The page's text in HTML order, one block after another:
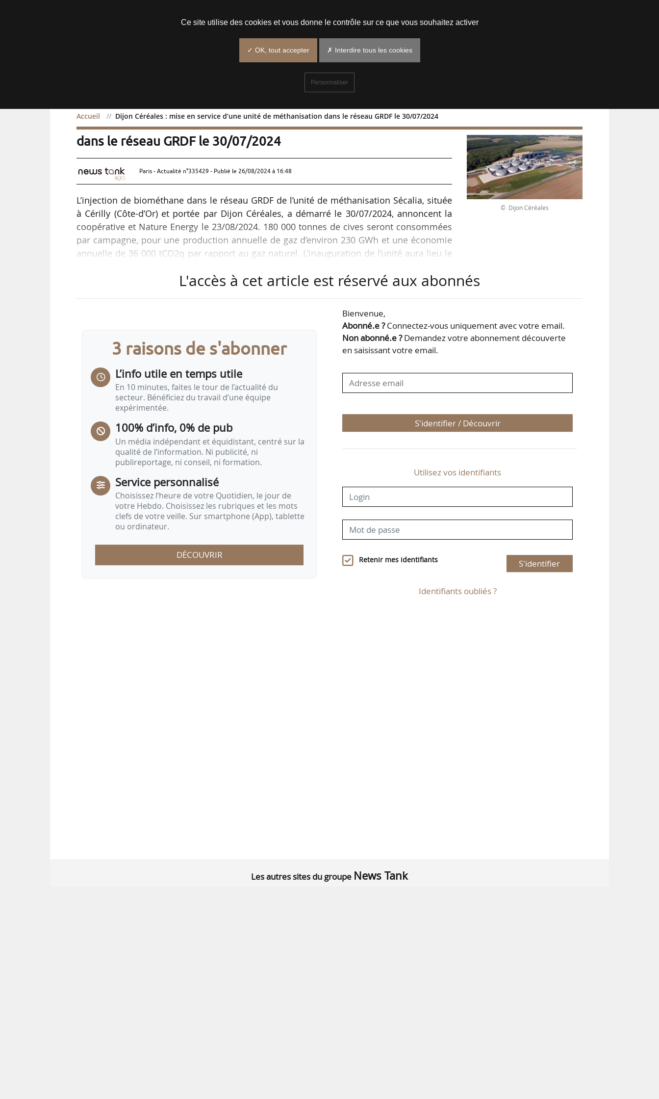
Accueil Dijon Céréales : mise en service d’une unité de méthanisation dans le réseau GRDF le 30/07/2024
Dijon Céréales : mise en service d’une unité de méthanisation
dans le réseau GRDF le 30/07/2024
Paris - Actualité n°335429 - Publié le 26/08/2024 à 16:48
L’injection de biométhane dans le réseau GRDF de l’unité de méthanisation Sécalia, située
à Cérilly (Côte-d’Or) et portée par Dijon Céréales, a démarré le 30/07/2024, annoncent la
coopérative et Nature Energy le 23/08/2024. 180 000 tonnes de cives seront consommées
par campagne, pour une production annuelle de gaz d’environ 230 GWh et une économie
annuelle de 36 000 tCO2q par rapport au gaz naturel. L’inauguration de l’unité aura lieu le
L’unité Sécalia permet d’approvisionner à 100 % en gaz résidentiel les communes de…
© Dijon Céréales
L'accès à cet article est réservé aux abonnés
3 raisons de s'abonner
L’info utile en temps utile
En 10 minutes, faites le tour de l’actualité du
secteur. Bénéficiez du travail d’une équipe
expérimentée.
100% d’info, 0% de pub
Un média indépendant et équidistant, centré sur la
qualité de l’information. Ni publicité, ni
publireportage, ni conseil, ni formation.
Service personnalisé
Choisissez l‘heure de votre Quotidien, le jour de
votre Hebdo. Choisissez les rubriques et les mots
clefs de votre veille. Sur smartphone (App), tablette
ou ordinateur.
DÉCOUVRIR
Bienvenue,
Abonné.e ?Connectez-vous uniquement avec votre email.
Non abonné.e ?Demandez votre abonnement découverte
en saisissant votre email.
S'identifier / Découvrir
Utilisez vos identifiants
Retenir mes identifiants S'identifier
Identifiants oubliés ?
Les autres sites du groupe News Tank
Ce site utilise des cookies et vous donne le contrôle sur ce que vous souhaitez activer
✓ OK, tout accepter ✗ Interdire tous les cookies
Personnaliser